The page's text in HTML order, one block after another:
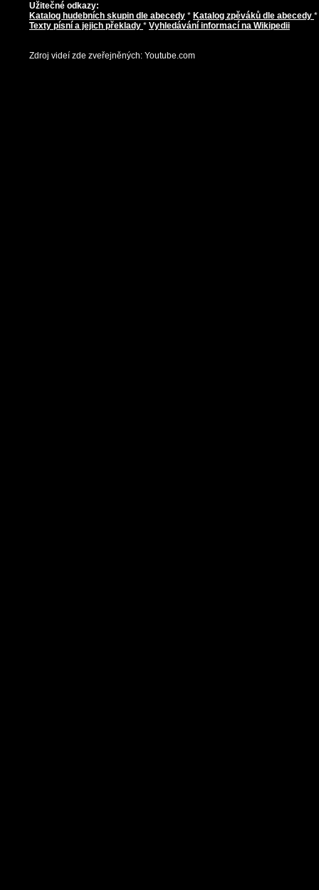
Užitečné odkazy:
Katalog hudebních skupin dle abecedy * Katalog zpěváků dle abecedy *
Texty písní a jejich překlady * Vyhledávání informací na Wikipedii
Zdroj videí zde zveřejněných: Youtube.com